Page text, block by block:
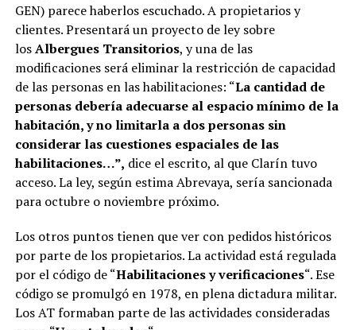
GEN) parece haberlos escuchado. A propietarios y
clientes. Presentará un proyecto de ley sobre
losAlbergues Transitorios, y una de las
modificaciones será eliminar la restricción de capacidad
de las personas en las habilitaciones: “La cantidad de
personas debería adecuarse al espacio mínimo de la
habitación, y no limitarla a dos personas sin
considerar las cuestiones espaciales de las
habilitaciones…”, dice el escrito, al que Clarín tuvo
acceso. La ley, según estima Abrevaya, sería sancionada
para octubre o noviembre próximo.
Los otros puntos tienen que ver con pedidos históricos
por parte de los propietarios. La actividad está regulada
por el código de “Habilitaciones y verificaciones“. Ese
código se promulgó en 1978, en plena dictadura militar.
Los AT formaban parte de las actividades consideradas